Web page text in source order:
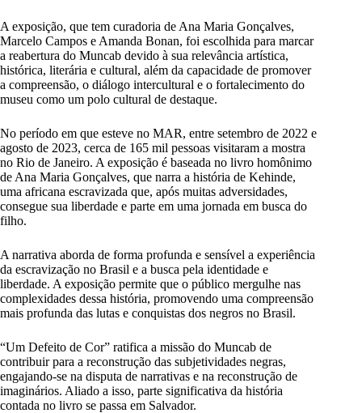
A exposição, que tem curadoria de Ana Maria Gonçalves,
Marcelo Campos e Amanda Bonan, foi escolhida para marcar
a reabertura do Muncab devido à sua relevância artística,
histórica, literária e cultural, além da capacidade de promover
a compreensão, o diálogo intercultural e o fortalecimento do
museu como um polo cultural de destaque.
No período em que esteve no MAR, entre setembro de 2022 e
agosto de 2023, cerca de 165 mil pessoas visitaram a mostra
no Rio de Janeiro. A exposição é baseada no livro homônimo
de Ana Maria Gonçalves, que narra a história de Kehinde,
uma africana escravizada que, após muitas adversidades,
consegue sua liberdade e parte em uma jornada em busca do
filho.
A narrativa aborda de forma profunda e sensível a experiência
da escravização no Brasil e a busca pela identidade e
liberdade. A exposição permite que o público mergulhe nas
complexidades dessa história, promovendo uma compreensão
mais profunda das lutas e conquistas dos negros no Brasil.
“Um Defeito de Cor” ratifica a missão do Muncab de
contribuir para a reconstrução das subjetividades negras,
engajando-se na disputa de narrativas e na reconstrução de
imaginários. Aliado a isso, parte significativa da história
contada no livro se passa em Salvador.